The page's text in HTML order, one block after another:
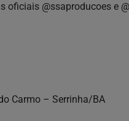
oficiais @ssaproducoes e
Carmo – Serrinha/BA